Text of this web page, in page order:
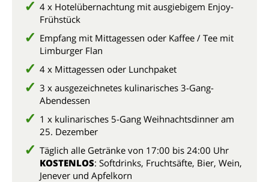
4 x Hotelübernachtung mit ausgiebigem Enjoy-
Frühstück
Empfang mit Mittagessen oder Kaffee / Tee mit
Limburger Flan
4 x Mittagessen oder Lunchpaket
3 x ausgezeichnetes kulinarisches 3-Gang-
Abendessen
1 x kulinarisches 5-Gang Weihnachtsdinner am
25. Dezember
Täglich alle Getränke von 17:00 bis 24:00 Uhr
KOSTENLOS: Softdrinks, Fruchtsäfte, Bier, Wein,
Jenever und Apfelkorn